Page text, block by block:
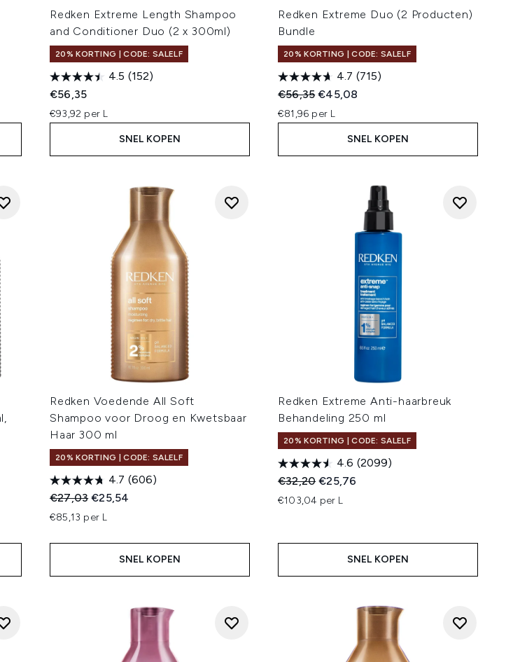
Redken Extreme Length Shampoo
and Conditioner Duo (2 x 300ml)
20% KORTING | CODE: SALELF
4.5 (152)
€56,35
€93,92 per L
SNEL KOPEN
Redken Extreme Duo (2 Producten)
Bundle
20% KORTING | CODE: SALELF
4.7 (715)
Recommended Retail Price:
€56,35Huidige prijs:
€45,08
€81,96 per L
SNEL KOPEN
Redken Voedende All Soft
Shampoo voor Droog en Kwetsbaar
Haar 300 ml
20% KORTING | CODE: SALELF
4.7 (606)
Recommended Retail Price:
€27,03Huidige prijs:
€25,54
€85,13 per L
SNEL KOPEN
Redken Extreme Anti-haarbreuk
Behandeling 250 ml
20% KORTING | CODE: SALELF
4.6 (2099)
Recommended Retail Price:
€32,20Huidige prijs:
€25,76
€103,04 per L
SNEL KOPEN